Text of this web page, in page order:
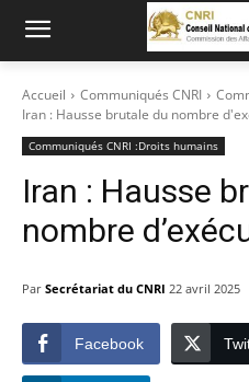
Accueil Communiqués CNRI
Iran : Hausse brutale du nombre
Communiqués CNRI :Droits humains
Iran : Hausse
nombre
Par Secrétariat du CNRI 22 avril 2025
Facebook